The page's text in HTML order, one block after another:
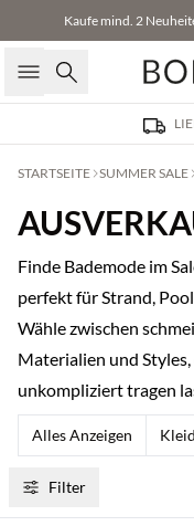
Kaufe mind. 2
Suche
STARTSEITE SUMMER SALE
Finde Bademode im
perfekt für Strand,
Wähle zwischen
Materialien und
unkompliziert tragen
Alles Anzeigen
Filter